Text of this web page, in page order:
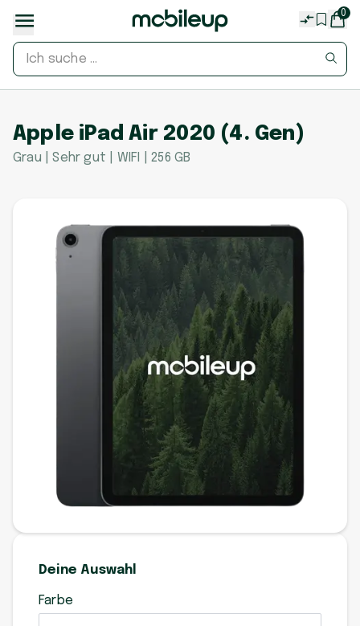
0
Apple iPad Air 2020 (4. Gen)
Grau | Sehr gut | WIFI | 256 GB
Deine Auswahl
Farbe